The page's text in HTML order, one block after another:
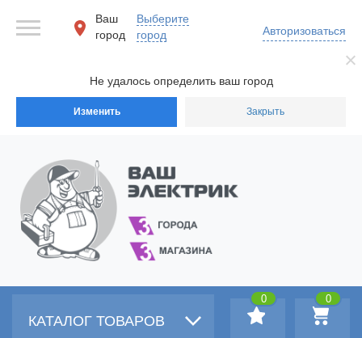
Не удалось определить ваш город
Изменить Закрыть
Ваш
город
Выберите
город
Авторизоваться
КАТАЛОГ ТОВАРОВ
0
0